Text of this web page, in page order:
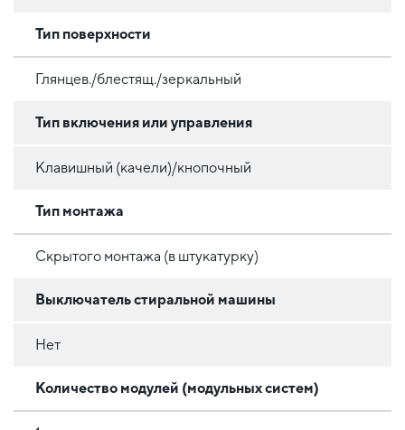
Тип поверхности
Глянцев./блестящ./зеркальный
Тип включения или управления
Клавишный (качели)/кнопочный
Тип монтажа
Скрытого монтажа (в штукатурку)
Выключатель стиральной машины
Нет
Количество модулей (модульных систем)